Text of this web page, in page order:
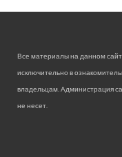
Все материалы на данном
исключительно в
владельцам. Администрация
не несет.